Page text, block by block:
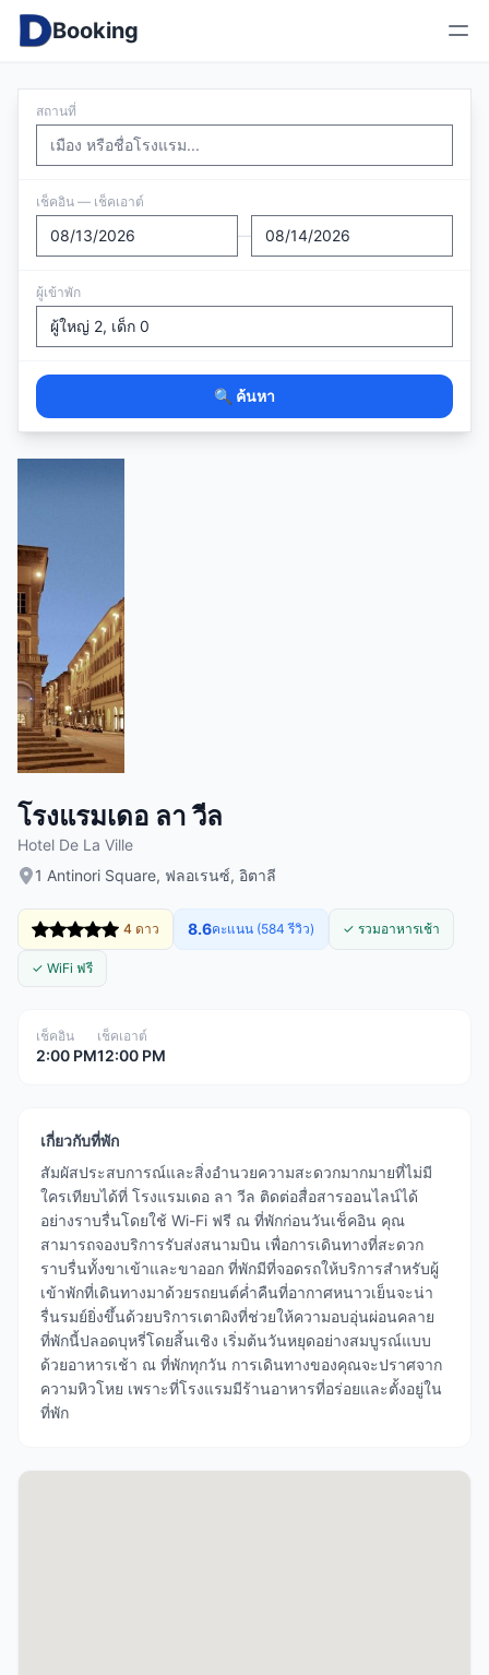
Booking
สถานที่
เช็คอิน — เช็คเอาต์
—
ผู้เข้าพัก
🔍 ค้นหา
โรงแรมเดอ ลา วีล
Hotel De La Ville
1 Antinori Square, ฟลอเรนซ์, อิตาลี
4 ดาว 8.6คะแนน (584 รีวิว) ✓ รวมอาหารเช้า
✓ WiFi ฟรี
เช็คอิน
2:00 PM
เช็คเอาต์
12:00 PM
เกี่ยวกับที่พัก
สัมผัสประสบการณ์และสิ่งอำนวยความสะดวกมากมายที่ไม่มี
ใครเทียบได้ที่ โรงแรมเดอ ลา วีล ติดต่อสื่อสารออนไลน์ได้
อย่างราบรื่นโดยใช้ Wi-Fi ฟรี ณ ที่พักก่อนวันเช็คอิน คุณ
สามารถจองบริการรับส่งสนามบิน เพื่อการเดินทางที่สะดวก
ราบรื่นทั้งขาเข้าและขาออก ที่พักมีที่จอดรถให้บริการสำหรับผู้
เข้าพักที่เดินทางมาด้วยรถยนต์ค่ำคืนที่อากาศหนาวเย็นจะน่า
รื่นรมย์ยิ่งขึ้นด้วยบริการเตาผิงที่ช่วยให้ความอบอุ่นผ่อนคลาย
ที่พักนี้ปลอดบุหรี่โดยสิ้นเชิง เริ่มต้นวันหยุดอย่างสมบูรณ์แบบ
ด้วยอาหารเช้า ณ ที่พักทุกวัน การเดินทางของคุณจะปราศจาก
ความหิวโหย เพราะที่โรงแรมมีร้านอาหารที่อร่อยและตั้งอยู่ใน
ที่พัก